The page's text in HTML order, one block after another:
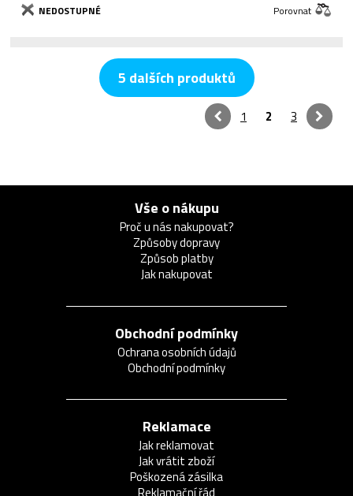
NEDOSTUPNÉ Porovnat
5 dalších produktů
1 2 3
Vše o nákupu
Proč u nás nakupovat?
Způsoby dopravy
Způsob platby
Jak nakupovat
Obchodní podmínky
Ochrana osobních údajů
Obchodní podmínky
Reklamace
Jak reklamovat
Jak vrátit zboží
Poškozená zásilka